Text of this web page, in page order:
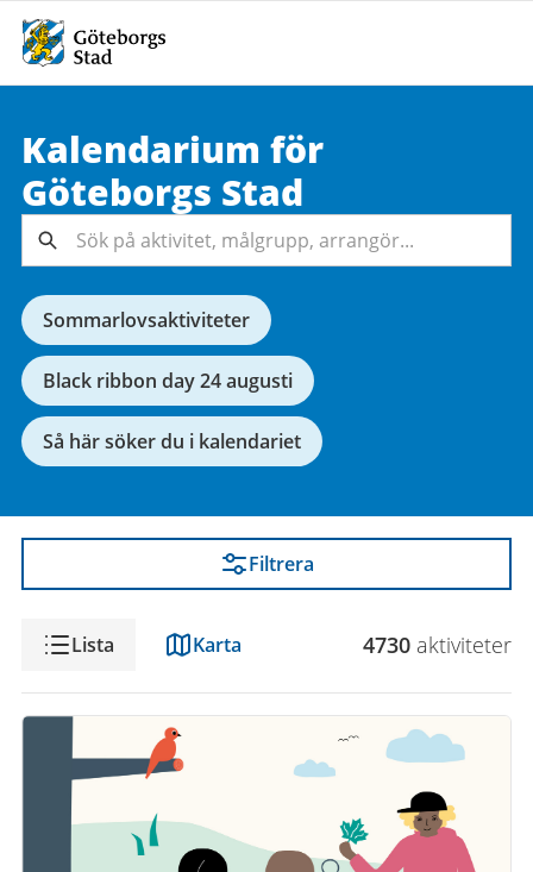
Kalendarium för
Göteborgs Stad
Sök på
aktivitet,
målgrupp,
arrangör...
Sök
Sommarlovsaktiviteter
Black ribbon day 24 augusti
Så här söker du i kalendariet
Filtrera
VisningLista Karta 4730 aktiviteter